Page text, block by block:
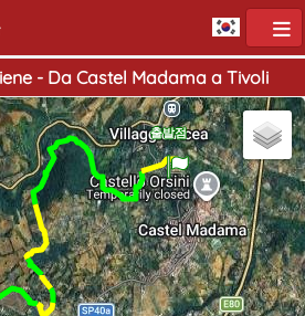
- Da Castel Madama a Tivoli
출발점